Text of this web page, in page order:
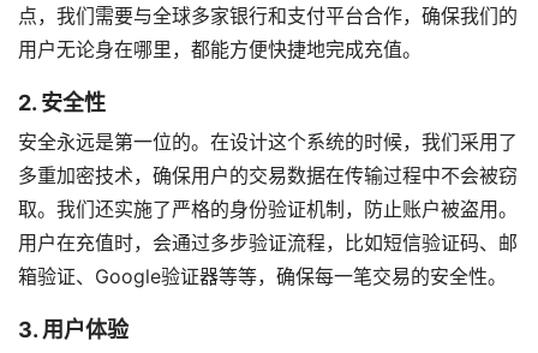
点，我们需要与全球多家银行和支付平台合作，确保我们的
用户无论身在哪里，都能方便快捷地完成充值。
2. 安全性
安全永远是第一位的。在设计这个系统的时候，我们采用了
多重加密技术，确保用户的交易数据在传输过程中不会被窃
取。我们还实施了严格的身份验证机制，防止账户被盗用。
用户在充值时，会通过多步验证流程，比如短信验证码、邮
箱验证、Google验证器等等，确保每一笔交易的安全性。
3. 用户体验